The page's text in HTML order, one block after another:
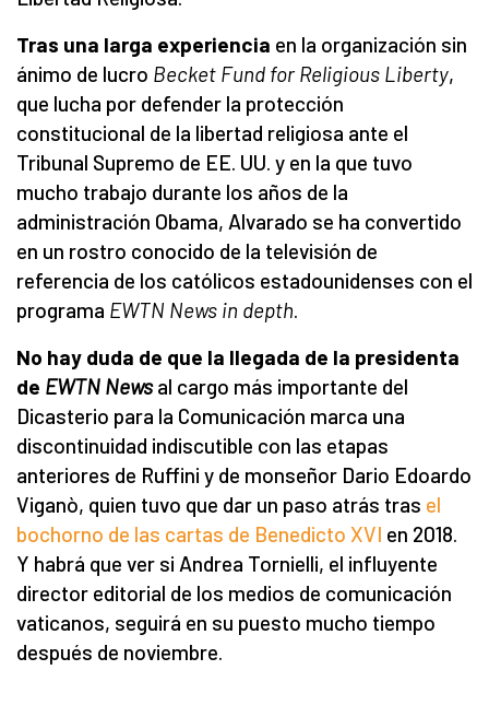
Tras una larga experiencia en la organización sin
ánimo de lucro Becket Fund for Religious Liberty,
que lucha por defender la protección
constitucional de la libertad religiosa ante el
Tribunal Supremo de EE. UU. y en la que tuvo
mucho trabajo durante los años de la
administración Obama, Alvarado se ha convertido
en un rostro conocido de la televisión de
referencia de los católicos estadounidenses con el
programa EWTN News in depth
No hay duda de que la llegada de la presidenta
de EWTN Newsal cargo más importante del
Dicasterio para la Comunicación marca una
discontinuidad indiscutible con las etapas
anteriores de Ruffini y de monseñor Dario Edoardo
Viganò, quien tuvo que dar un paso atrás tras el
bochorno de las cartas de Benedicto XVI en 2018.
Y habrá que ver si Andrea Tornielli, el influyente
director editorial de los medios de comunicación
vaticanos, seguirá en su puesto mucho tiempo
después de noviembre.